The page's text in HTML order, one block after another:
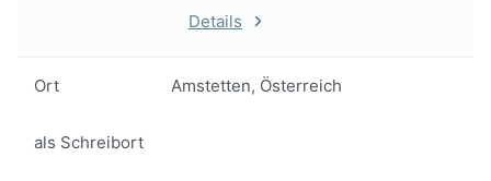
Details
Ort Amstetten, Österreich
als Schreibort